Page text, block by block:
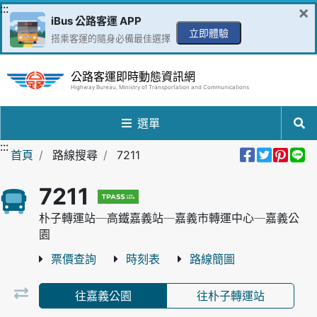
跳到主要內容區
:::
iBus 公路客運 APP
搭乘客運的隨身必備最佳選擇 立即體驗
×
公路客運即時動態資訊網
Highway Bureau, Ministry of Transportation and Communications
選單
:::
首頁 路線搜尋 7211 分享到
分享
分
7211
朴子轉運站─高鐵嘉義站─嘉義市轉運中心─嘉義公
園
票價查詢 時刻表 路線簡圖
往嘉義公園 往朴子轉運站